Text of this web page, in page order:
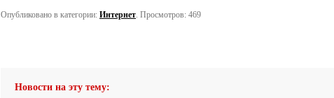
Опубликовано в категории: Интернет. Просмотров: 469
Новости на эту тему: